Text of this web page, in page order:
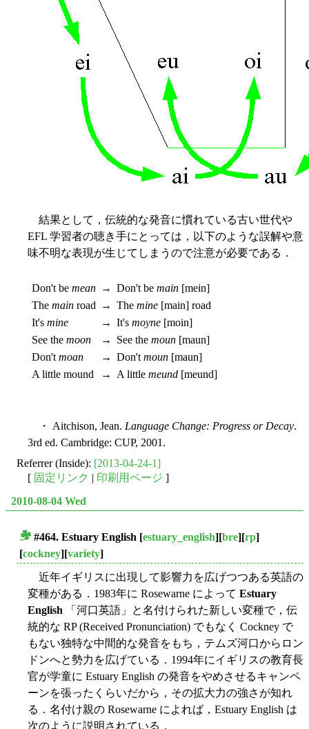
結果として，伝統的な発音に慣れている古い世代や
EFL 学習者の聴き手にとっては，以下のような誤解や意
味不明な表現が生じてしまうので注意が必要である．
Don't be mean → Don't be main [mein]
The main road → The mine [main] road
It's mine → It's moyne [moin]
See the moon → See the moun [maun]
Don't moan → Don't moun [maun]
A little mound
→ A little meund [meund]
・ Aitchison, Jean. Language Change: Progress or Decay.
3rd ed. Cambridge: CUP, 2001.
Referrer (Inside): [2013-04-24-1]
[ 固定リンク | 印刷用ページ ]
2010-08-04 Wed
#464. Estuary English [estuary_english][bre][rp]
[cockney][variety]
近年イギリスに出現して影響力を広げつつある英語の
変種がある．1983年に Rosewarne によって Estuary
English 「河口英語」と名付けられた新しい変種で，伝
統的な RP (Received Pronunciation) でもなく Cockney で
もない独特な中間的な発音をもち，テムズ河口からロン
ドンへと勢力を広げている．1994年にイギリスの教育長
官が学童に Estuary English の発音をやめさせるキャンペ
ーンを張ったくらいだから，その拡大力の強さが知れ
る．名付け親の Rosewarne によれば，Estuary English は
次のように説明されている．